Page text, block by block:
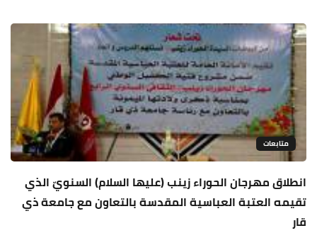
متابعات
انطلاق مهرجان الحوراء زينب (عليها السلام) السنويّ الذي
تقيمه العتبة العباسية المقدسة بالتعاون مع جامعة ذي
قار